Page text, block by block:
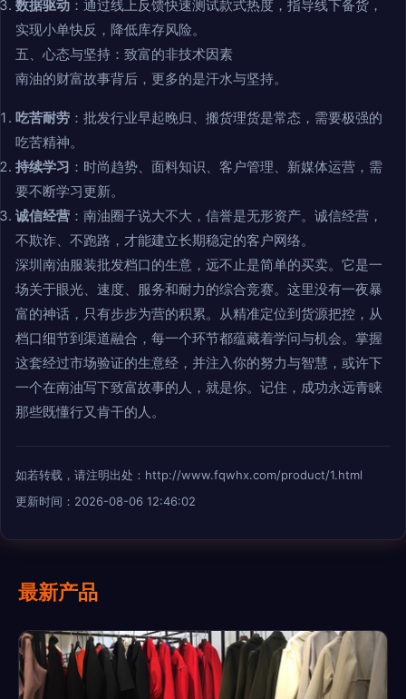
数据驱动 ：通过线上反馈快速测试款式热度，指导线下备货，
实现小单快反，降低库存风险。
五、心态与坚持：致富的非技术因素
南油的财富故事背后，更多的是汗水与坚持。
吃苦耐劳 ：批发行业早起晚归、搬货理货是常态，需要极强的
吃苦精神。
持续学习 ：时尚趋势、面料知识、客户管理、新媒体运营，需
要不断学习更新。
诚信经营 ：南油圈子说大不大，信誉是无形资产。诚信经营，
不欺诈、不跑路，才能建立长期稳定的客户网络。
深圳南油服装批发档口的生意，远不止是简单的买卖。它是一
场关于眼光、速度、服务和耐力的综合竞赛。这里没有一夜暴
富的神话，只有步步为营的积累。从精准定位到货源把控，从
档口细节到渠道融合，每一个环节都蕴藏着学问与机会。掌握
这套经过市场验证的生意经，并注入你的努力与智慧，或许下
一个在南油写下致富故事的人，就是你。记住，成功永远青睐
那些既懂行又肯干的人。
如若转载，请注明出处：http://www.fqwhx.com/product/1.html
更新时间：2026-08-06 12:46:02
最新产品